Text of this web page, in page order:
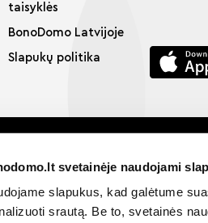
svetainėje naudojami
slapukus, kad galėtume
srautą. Be to, svetainės
taisyklės
BonoDomo Latvijoje
Slapukų politika